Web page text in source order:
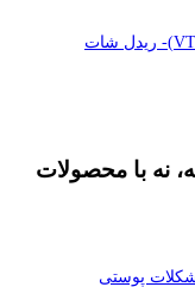
با محصولات
پوستی